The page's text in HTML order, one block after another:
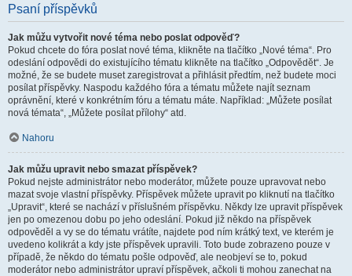
Psaní příspěvků
Jak můžu vytvořit nové téma nebo poslat odpověď?
Pokud chcete do fóra poslat nové téma, klikněte na tlačítko „Nové téma“. Pro
odeslání odpovědi do existujícího tématu klikněte na tlačítko „Odpovědět“. Je
možné, že se budete muset zaregistrovat a přihlásit předtím, než budete moci
posílat příspěvky. Naspodu každého fóra a tématu můžete najít seznam
oprávnění, které v konkrétním fóru a tématu máte. Například: „Můžete posílat
nová témata“, „Můžete posílat přílohy“ atd.
Nahoru
Jak můžu upravit nebo smazat příspěvek?
Pokud nejste administrátor nebo moderátor, můžete pouze upravovat nebo
mazat svoje vlastní příspěvky. Příspěvek můžete upravit po kliknutí na tlačítko
„Upravit“, které se nachází v příslušném příspěvku. Někdy lze upravit příspěvek
jen po omezenou dobu po jeho odeslání. Pokud již někdo na příspěvek
odpověděl a vy se do tématu vrátíte, najdete pod ním krátký text, ve kterém je
uvedeno kolikrát a kdy jste příspěvek upravili. Toto bude zobrazeno pouze v
případě, že někdo do tématu pošle odpověď, ale neobjeví se to, pokud
moderátor nebo administrátor upraví příspěvek, ačkoli ti mohou zanechat na